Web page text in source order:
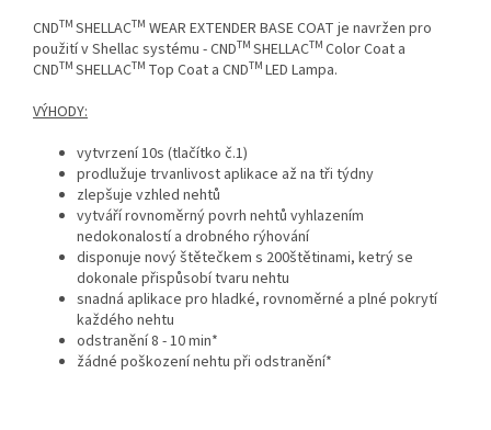
CNDTM SHELLACTM WEAR EXTENDER BASE COAT je navržen pro
použitív Shellac systému -CNDTM SHELLACTM Color Coat a
CNDTM SHELLACTM Top Coat a CNDTM LED Lampa.
VÝHODY:
vytvrzení 10s (tlačítko č.1)
prodlužuje trvanlivost aplikace až na tři týdny
zlepšuje vzhled nehtů
vytváří rovnoměrný povrh nehtů vyhlazením
nedokonalostí a drobného rýhování
disponuje nový štětečkem s 200štětinami, ketrý se
dokonale přispůsobí tvaru nehtu
snadná aplikace pro hladké, rovnoměrné a plné pokrytí
každého nehtu
odstranění 8 - 10 min*
žádné poškození nehtu při odstranění*